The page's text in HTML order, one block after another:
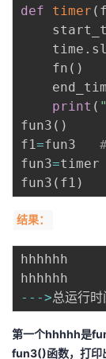
def
timer (
    time
.
    fn
( )
print (
fun3 ( )
f1 =fun3
fun3=timer
fun3 ( f1 )
结果：
hhhhhh
- - ->总运行时
第一个hhhhh是
fun3()函数，打印